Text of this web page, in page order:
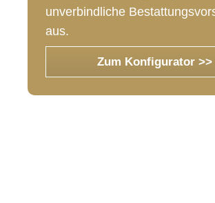
unverbindliche
aus.
Zum Konfigurator >>